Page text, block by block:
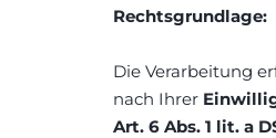
Rechtsgrundlage:
Die Verarbeitung
nach Ihrer
Art. 6 Abs. 1 lit. a